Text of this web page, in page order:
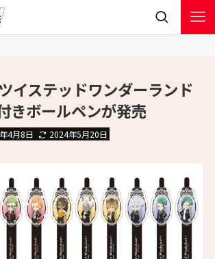
イステッドワンダーランド
きボールペンが発売
4月8日 2024年5月20日